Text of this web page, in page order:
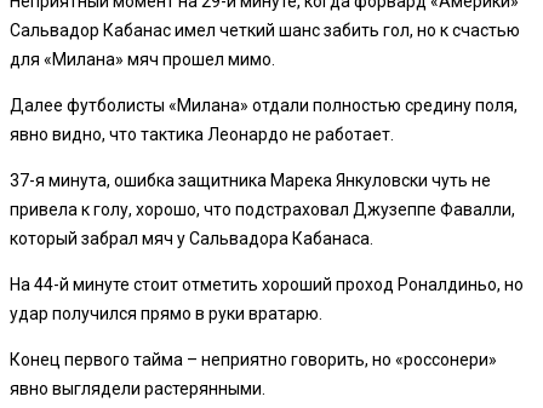
Сальвадор Кабанас имел четкий шанс забить гол, но к счастью
для «Милана» мяч прошел мимо.
Далее футболисты «Милана» отдали полностью средину поля,
явно видно, что тактика Леонардо не работает.
37-я минута, ошибка защитника Марека Янкуловски чуть не
привела к голу, хорошо, что подстраховал Джузеппе Фавалли,
который забрал мяч у Сальвадора Кабанаса.
На 44-й минуте стоит отметить хороший проход Роналдиньо, но
удар получился прямо в руки вратарю.
Конец первого тайма – неприятно говорить, но «россонери»
явно выглядели растерянными.